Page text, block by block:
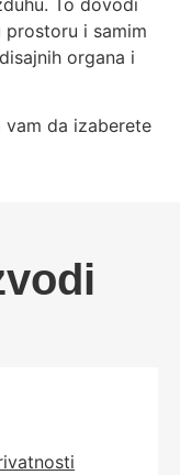
i samim
organa i
vam da izaberete